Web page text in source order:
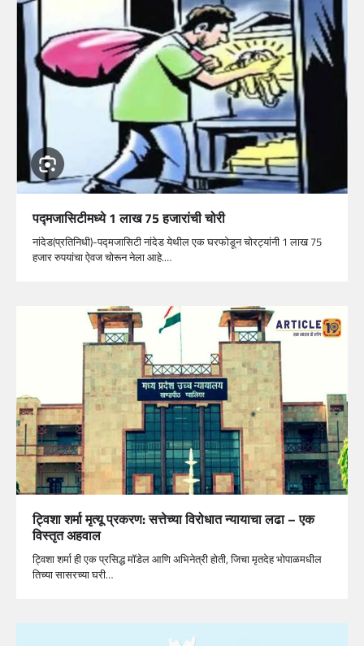
पद्मजासिटीमध्ये 1 लाख 75 हजारांची चोरी
नांदेड(प्रतिनिधी)-पद्मजासिटी नांदेड येथील एक घरफोडून चोरट्यांनी 1 लाख 75
हजार रुपयांचा ऐवज चोरून नेला आहे.…
ट्विशा शर्मा मृत्यू प्रकरण: सत्तेच्या विरोधात न्यायाचा लढा – एक
विस्तृत अहवाल
ट्विशा शर्मा ही एक प्रसिद्ध मॉडेल आणि अभिनेत्री होती, जिचा मृतदेह भोपाळमधील
तिच्या सासरच्या घरी…